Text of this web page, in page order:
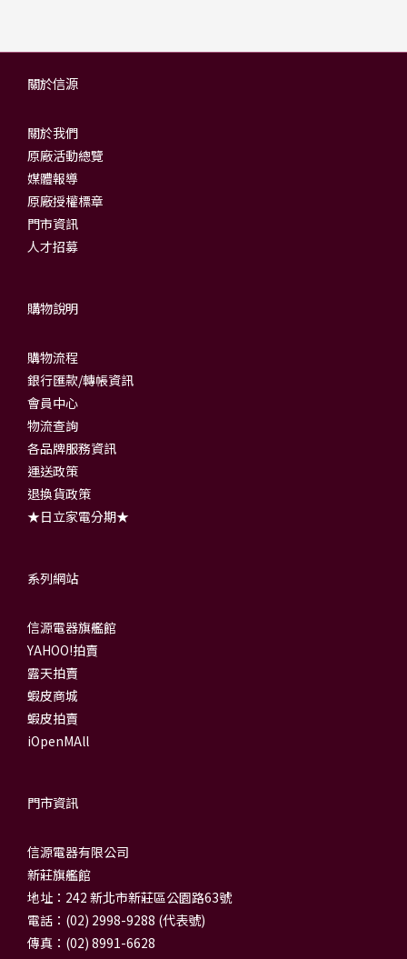
關於信源
關於我們
原廠活動總覽
媒體報導
原廠授權標章
門市資訊
人才招募
購物說明
購物流程
銀行匯款/轉帳資訊
會員中心
物流查詢
各品牌服務資訊
運送政策
退換貨政策
★日立家電分期★
系列網站
信源電器旗艦館
YAHOO!拍賣
露天拍賣
蝦皮商城
蝦皮拍賣
iOpenMAll
門市資訊
信源電器有限公司
新莊旗艦館
地址：242 新北市新莊區公園路63號
電話：(02) 2998-9288 (代表號)
傳真：(02) 8991-6628